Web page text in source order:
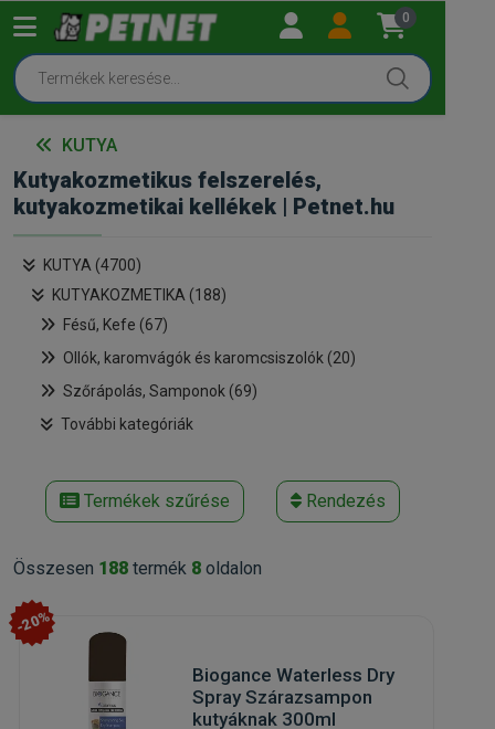
0
KUTYA
Kutyakozmetikus felszerelés,
kutyakozmetikai kellékek | Petnet.hu
KUTYA (4700)
KUTYAKOZMETIKA (188)
Fésű, Kefe (67)
Ollók, karomvágók és karomcsiszolók (20)
Szőrápolás, Samponok (69)
További kategóriák
Termékek szűrése Rendezés
Összesen 188 termék 8 oldalon
-20%
Biogance Waterless Dry
Spray Szárazsampon
kutyáknak 300ml